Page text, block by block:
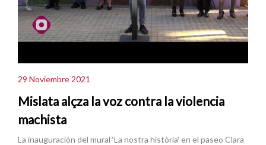
29 Noviembre 2021
Mislata alçza la voz contra la violencia
machista
La inauguración del mural ‘La nostra història' en el paseo Clara